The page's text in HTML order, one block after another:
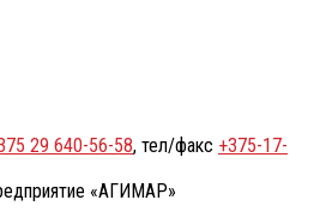
29 640-56-58, тел/факс +375-17-
«АГИМАР»